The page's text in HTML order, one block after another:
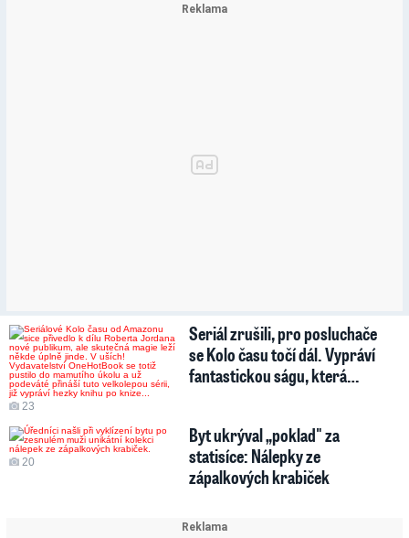
23
Seriál zrušili, pro posluchače
se Kolo času točí dál. Vypráví
fantastickou ságu, která…
20
Byt ukrýval „poklad" za
statisíce: Nálepky ze
zápalkových krabiček